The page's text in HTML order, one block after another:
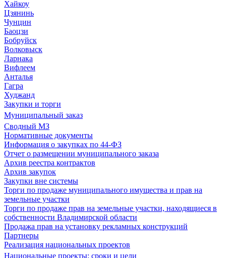
Хайкоу
Цзянинь
Чунцин
Баоцзи
Бобруйск
Волковыск
Ларнака
Вифлеем
Анталья
Гагра
Худжанд
Закупки и торги
Муниципальный заказ
Сводный МЗ
Нормативные документы
Информация о закупках по 44-ФЗ
Отчет о размещении муниципального заказа
Архив реестра контрактов
Архив закупок
Закупки вне системы
Торги по продаже муниципального имущества и прав на
земельные участки
Торги по продаже прав на земельные участки, находящиеся в
собственности Владимирской области
Продажа прав на установку рекламных конструкций
Партнеры
Реализация национальных проектов
Национальные проекты: сроки и цели